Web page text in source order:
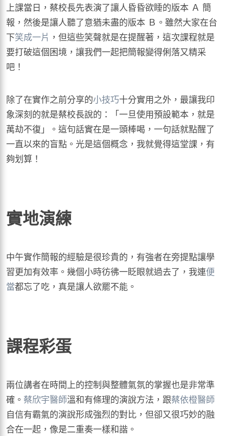
上課當日，蔡校長先表演了讓人昏昏欲睡的版本 Ａ 簡
報，然後是讓人聽了意猶未盡的版本 Ｂ。雖然大家在台
下笑成一片 ，但這些笑聲就是在提醒著，這次課程就是
要打破這個困境，讓我們一起把簡報變得俐落又精采
吧！
除了在實作之前分享的小技巧十分實用之外，最讓我印
象深刻的就是蔡校長說的：「一旦使用預設範本，就是
萬劫不復」。這句話實在是一頭棒喝，一句話就點醒了
一直以來的盲點。光是這個概念，我就覺得這堂課，有
夠划算！
實地演練
中午實作簡報的經驗是很珍貴的，有強者在旁提點讓學
習更加有效率。幾個小時彷彿一眨眼就過去了，我連便
當都忘了吃，真是讓人欲罷不能。
課程彩蛋
兩位講者在時間上的控制與整體氣氛的掌握也是非常準
確。 蔡欣宇醫師溫和有條理的演說方法，跟蔡依橙醫師
自信有霸氣的演說形成強烈的對比，但卻又很巧妙的融
合在一起，像是二重奏一樣和諧。